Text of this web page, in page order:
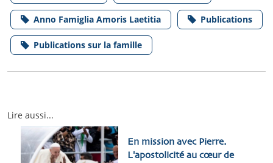
Anno Famiglia Amoris Laetitia Publications
Publications sur la famille
Lire aussi...
En mission avec Pierre.
L'apostolicité au cœur de